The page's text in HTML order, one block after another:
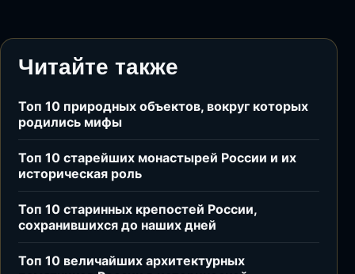
Читайте также
Топ 10 природных объектов, вокруг которых
родились мифы
Топ 10 старейших монастырей России и их
историческая роль
Топ 10 старинных крепостей России,
сохранившихся до наших дней
Топ 10 величайших архитектурных